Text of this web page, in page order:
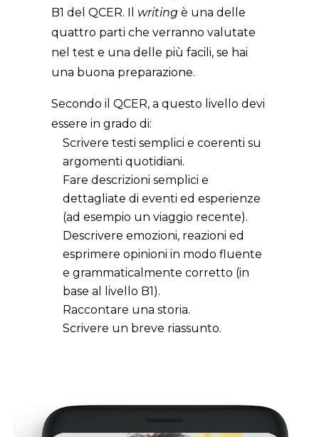
B1 del QCER. Il writing è una delle
quattro parti che verranno valutate
nel test e una delle più facili, se hai
una buona preparazione.
Secondo il QCER, a questo livello devi
essere in grado di:
Scrivere testi semplici e coerenti su
argomenti quotidiani.
Fare descrizioni semplici e
dettagliate di eventi ed esperienze
(ad esempio un viaggio recente).
Descrivere emozioni, reazioni ed
esprimere opinioni in modo fluente
e grammaticalmente corretto (in
base al livello B1).
Raccontare una storia.
Scrivere un breve riassunto.